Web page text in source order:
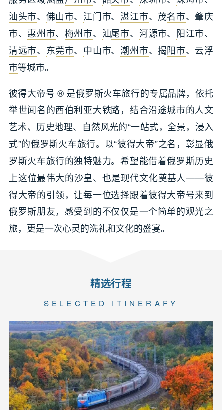
汕头市、 佛山市、 江门市、湛江市、 茂名市、 肇庆
市、 惠州市、 梅州市、 汕尾市、 河源市、 阳江市、
清远市、 东莞市、 中山市、潮州市、 揭阳市、 云浮
市等城市。
彼得大帝号 ® 是俄罗斯火车旅行的专属品牌，依托
举世闻名的西伯利亚大铁路，结合沿途城市的人文
艺术、历史地理、自然风光的“一站式，全景，浸入
式”的俄罗斯火车旅行。以“彼得大帝”之名，彰显俄
罗斯火车旅行的独特魅力。希望能借着俄罗斯历史
上这位最伟大的沙皇、也是现代文化奠基人——彼
得大帝的引领，让每一位选择跟着彼得大帝号来到
俄罗斯朋友，感受到的不仅仅是一个简单的观光之
旅，更是一次心灵的洗礼和文化的盛宴。
精选行程
SELECTED ITINERARY